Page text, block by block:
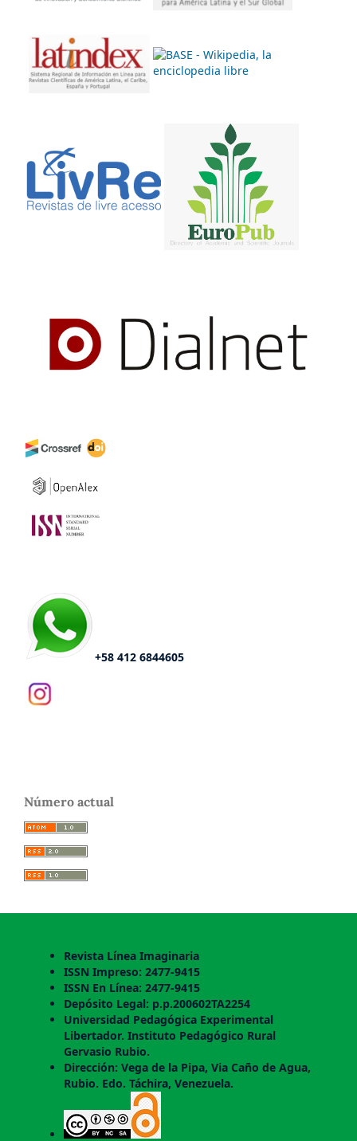
+58 412 6844605
Número actual
Revista Línea Imaginaria
ISSN Impreso: 2477-9415
ISSN En Línea: 2477-9415
Depósito Legal: p.p.200602TA2254
Universidad Pedagógica Experimental
Libertador. Instituto Pedagógico Rural
Gervasio Rubio.
Dirección: Vega de la Pipa, Via Caño de Agua,
Rubio. Edo. Táchira, Venezuela.